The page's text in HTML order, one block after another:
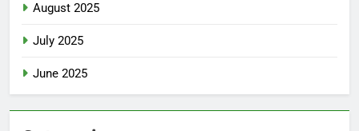
August 2025
July 2025
June 2025